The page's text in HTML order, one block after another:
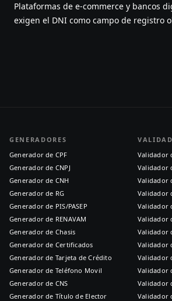
Plataformas de e-commerce y bancos
exigen el DNI como campo de registro
GENERADORES
Generador de CPF
Generador de CNPJ
Generador de CNH
Generador de RG
Generador de PIS/PASEP
Generador de RENAVAM
Generador de Chasis
Generador de Certificados
Generador de Tarjeta de Crédito
Generador de Teléfono Movil
Generador de CNS
Generador de Título de Elector
Validador
Validador
Validador
Validador
Validador
Validador
Validador
Validador
Validador
Validador
Validador
Validador